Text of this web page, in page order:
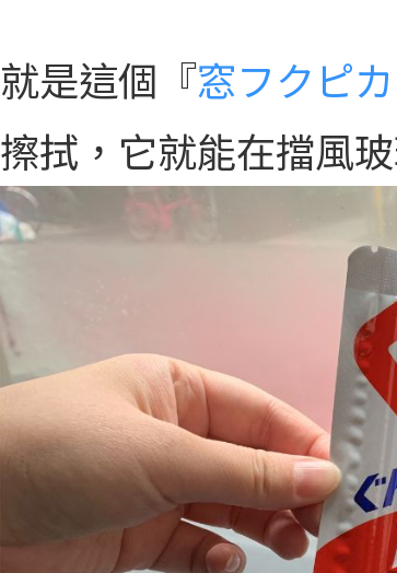
就是這個『窓フクピ
擦拭，它就能在擋風